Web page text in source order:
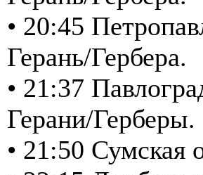
• 20:45
Герань/Гербера.
• 21:37
Герани/Герберы.
• 21:50